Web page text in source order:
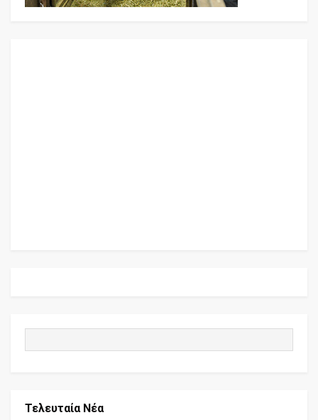
Τελευταία Νέα